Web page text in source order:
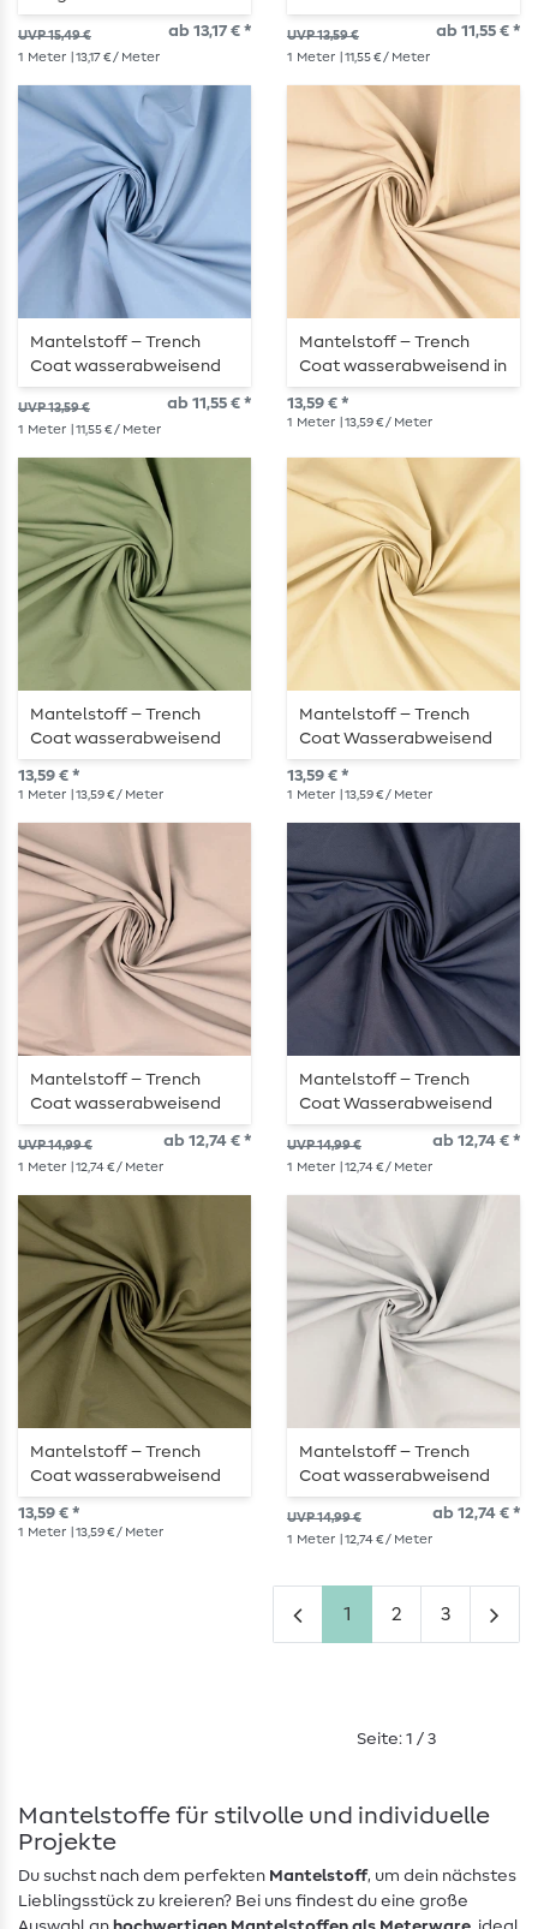
UVP 15,49 € ab 13,17 € *
1 Meter | 13,17 € / Meter
Schwarz
UVP 13,59 € ab 11,55 € *
1 Meter | 11,55 € / Meter
Mantelstoff – Trench
Coat wasserabweisend
Jeansblau
UVP 13,59 € ab 11,55 € *
1 Meter | 11,55 € / Meter
Mantelstoff – Trench
Coat wasserabweisend in
Beige
13,59 € *
1 Meter | 13,59 € / Meter
Mantelstoff – Trench
Coat wasserabweisend
Lindgrün
13,59 € *
1 Meter | 13,59 € / Meter
Mantelstoff – Trench
Coat Wasserabweisend
Natur
13,59 € *
1 Meter | 13,59 € / Meter
Mantelstoff – Trench
Coat wasserabweisend
Sand
UVP 14,99 € ab 12,74 € *
1 Meter | 12,74 € / Meter
Mantelstoff – Trench
Coat Wasserabweisend
Marine
UVP 14,99 € ab 12,74 € *
1 Meter | 12,74 € / Meter
Mantelstoff – Trench
Coat wasserabweisend
Olive
13,59 € *
1 Meter | 13,59 € / Meter
Mantelstoff – Trench
Coat wasserabweisend
Grau
UVP 14,99 € ab 12,74 € *
1 Meter | 12,74 € / Meter
1 2 3
Seite: 1 / 3
Mantelstoffe für stilvolle und individuelle
Projekte
Du suchst nach dem perfekten Mantelstoff, um dein nächstes
Lieblingsstück zu kreieren? Bei uns findest du eine große